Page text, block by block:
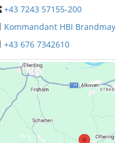
+43 7243 57155-200
Kommandant HBI
+43 676 7342610